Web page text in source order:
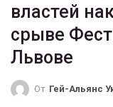
властей
срыве
Львове
От Гей-Альянс